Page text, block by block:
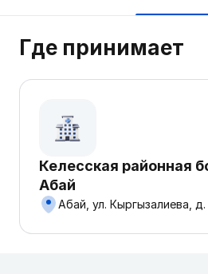
Где принимает
Келесская районная
Абай
Абай, ул. Кыргызалиева,